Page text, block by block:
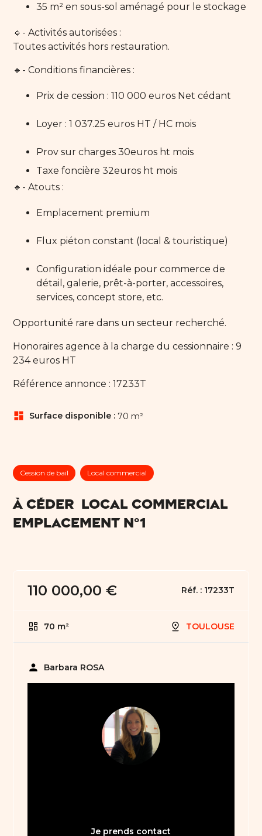
35 m² en sous-sol aménagé pour le stockage
🔹- Activités autorisées :
Toutes activités hors restauration.
🔹- Conditions financières :
Prix de cession : 110 000 euros Net cédant
Loyer : 1 037.25 euros HT / HC mois
Prov sur charges 30euros ht mois
Taxe foncière 32euros ht mois
🔹- Atouts :
Emplacement premium
Flux piéton constant (local & touristique)
Configuration idéale pour commerce de
détail, galerie, prêt-à-porter, accessoires,
services, concept store, etc.
Opportunité rare dans un secteur recherché.
Honoraires agence à la charge du cessionnaire : 9
234 euros HT
Référence annonce : 17233T
dashboard Surface disponible : 70 m²
Cession de bail Local commercial
À CÉDER  LOCAL COMMERCIAL 
EMPLACEMENT N°1
110 000,00 € Réf. : 17233T
70 m² TOULOUSE
person Barbara ROSA
Je prends contact